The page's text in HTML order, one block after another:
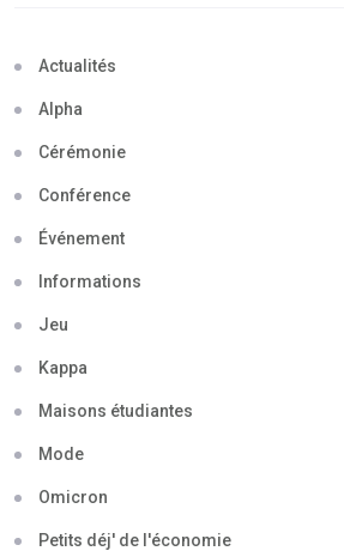
Actualités
Alpha
Cérémonie
Conférence
Événement
Informations
Jeu
Kappa
Maisons étudiantes
Mode
Omicron
Petits déj' de l'économie